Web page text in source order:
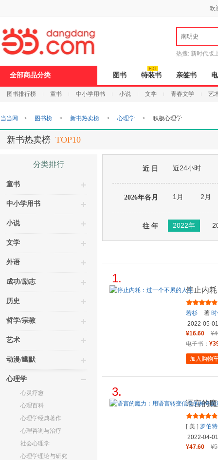
欢
南明史
热搜: 新时代版
全部商品分类 图书 特装书 亲签书
图书排行榜 童书 中小学用书 小说 文学 青春文学 艺
打
开
无
障
页
加
当当网 > 图书榜 > 新书热卖榜 > 心理学 > 积极心理学
新书热卖榜 TOP10
分类排行
童书
中小学用书
小说
文学
外语
成功/励志
历史
哲学/宗教
艺术
动漫/幽默
心理学
心灵疗愈
心理百科
心理学经典著作
心理咨询与治疗
社会心理学
心理学理论与研究
近 日 近24小时
2026年各月 1月 2月
往 年 2022年
1.
停止内
若杉 著
2022-05-01
¥16.60
电子书：
加入购物
3.
语言的
[ 美 ] 罗伯
2022-04-01
¥47.60